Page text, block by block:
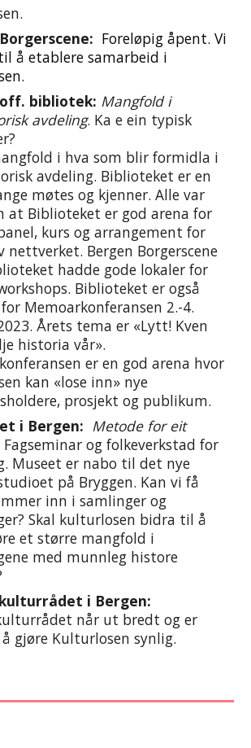
Foreløpig åpent. Vi
å etablere samarbeid i
bibliotek: Mangfold i
avdeling. Ka e ein typisk
i hva som blir formidla i
avdeling. Biblioteket er en
møtes og kjenner.Alle var
at Biblioteket er god arena for
kurs og arrangement for
nettverket. Bergen Borgerscene
hadde gode lokaler for
Biblioteket er også
Memoarkonferansen 2.-4.
Årets tema er «Lytt! Kven
historia vår».
er en god arena hvor
kan «lose inn» nye
prosjekt og publikum.
i Bergen: Metode for eit
Fagseminar og folkeverkstad for
Museet er nabo til det nye
på Bryggen. Kan vi få
inn i samlinger og
Skal kulturlosen bidra til å
et større mangfold i
med munnleg histore
i Bergen:
når ut bredt og er
gjøre Kulturlosen synlig.